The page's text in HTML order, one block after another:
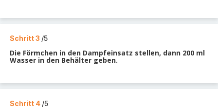
Schritt 3 /5
Die Förmchen in den Dampfeinsatz stellen, dann 200 ml
Wasser in den Behälter geben.
Schritt 4 /5